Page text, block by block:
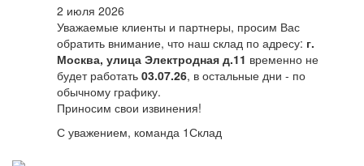
2 июля 2026
Уважаемые клиенты и партнеры, просим Вас
обратить внимание, что наш склад по адресу: г.
Москва, улица Электродная д.11 временно не
будет работать 03.07.26, в остальные дни - по
обычному графику.
Приносим свои извинения!
С уважением, команда 1Склад